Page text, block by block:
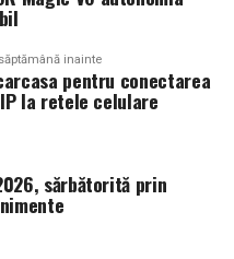
sau minimalist.
reala
auto din Cluj este
sunt doar proiecte de
Proprietarii acestora
sa participe la
confortul sau
inainte
pentru conectarea
la retele celulare
sărbătorită prin